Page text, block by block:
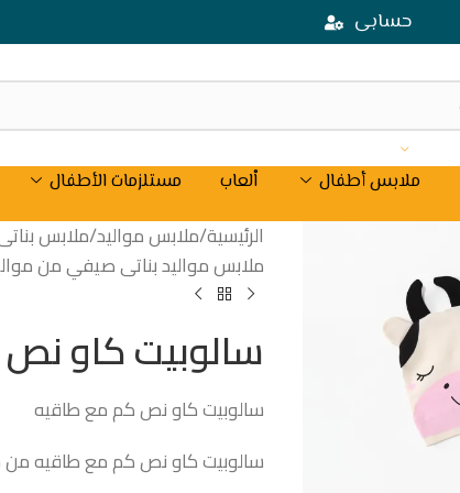
حسابى
ملابس أطفال اْلعاب مستلزمات الأطفال
الرئيسية/ملابس مواليد/ملابس بناتى
ملابس مواليد بناتى صيفي من مواليد
سالوبيت كاو
سالوبيت كاو نص كم مع طاقيه
سالوبيت كاو نص كم مع طاقيه من